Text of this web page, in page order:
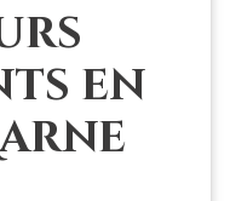
en